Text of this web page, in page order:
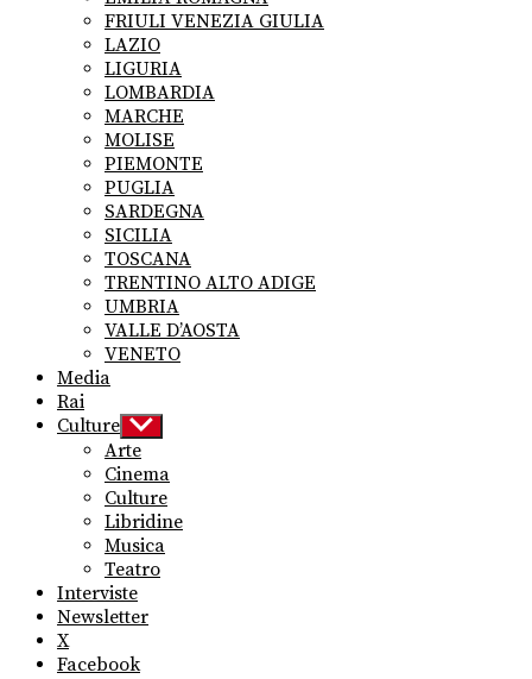
FRIULI VENEZIA GIULIA
LAZIO
LIGURIA
LOMBARDIA
MARCHE
MOLISE
PIEMONTE
PUGLIA
SARDEGNA
SICILIA
TOSCANA
TRENTINO ALTO ADIGE
UMBRIA
VALLE D’AOSTA
VENETO
Media
Rai
Culture Show
sub
menu
Arte
Cinema
Culture
Libridine
Musica
Teatro
Interviste
Newsletter
X
Facebook